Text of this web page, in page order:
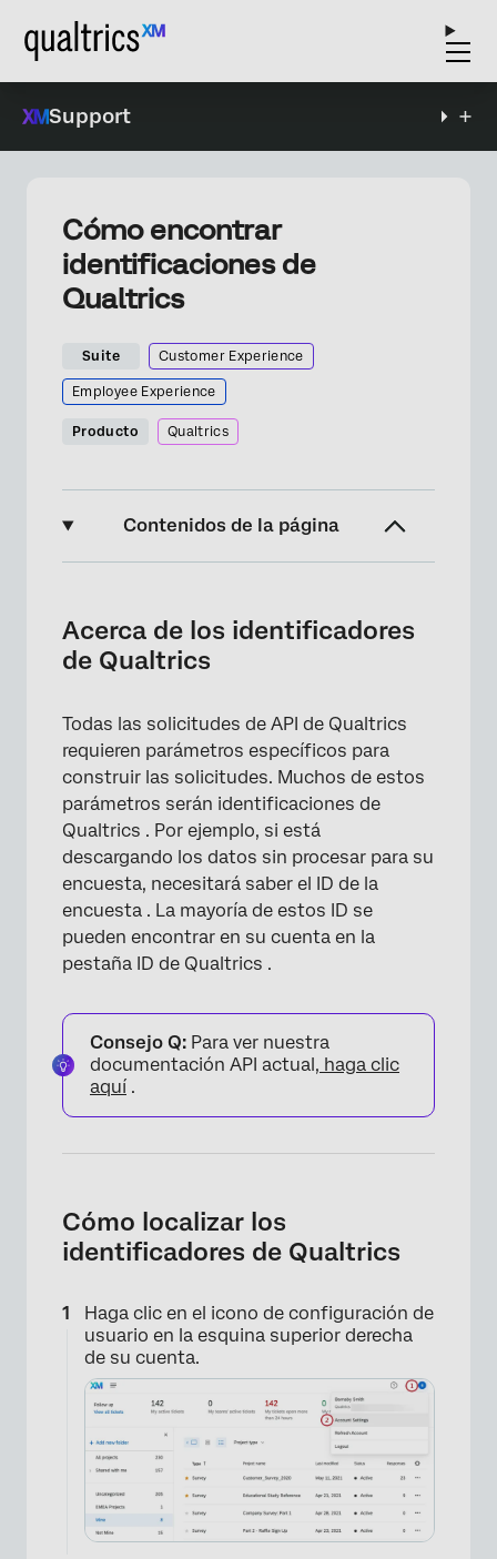
Support
Cómo encontrar
identificaciones de
Qualtrics
Suite Customer Experience
Employee Experience
Producto Qualtrics
Contenidos de la página
Cómo localizar los identificadores de
Qualtrics
mediante la inspección del elemento
Cómo localizar el ID de su Organización
Cómo localizar los identificadores de
Encuesta
Cómo localizar el ID del centro de datos
Localización del PoolID
Cómo localizar el ID del proyecto de un sitio
web y un proyecto de App Información
Preguntas frequentes
Acerca de los identificadores
de Qualtrics
Todas las solicitudes de API de Qualtrics
requieren parámetros específicos para
construir las solicitudes. Muchos de estos
parámetros serán identificaciones de
Qualtrics . Por ejemplo, si está
descargando los datos sin procesar para su
encuesta, necesitará saber el ID de la
encuesta . La mayoría de estos ID se
pueden encontrar en su cuenta en la
pestaña ID de Qualtrics .
Consejo Q: Para ver nuestra
documentación API actual, haga clic
aquí .
Cómo localizar los
identificadores de Qualtrics
Haga clic en el icono de configuración de
usuario en la esquina superior derecha
de su cuenta.